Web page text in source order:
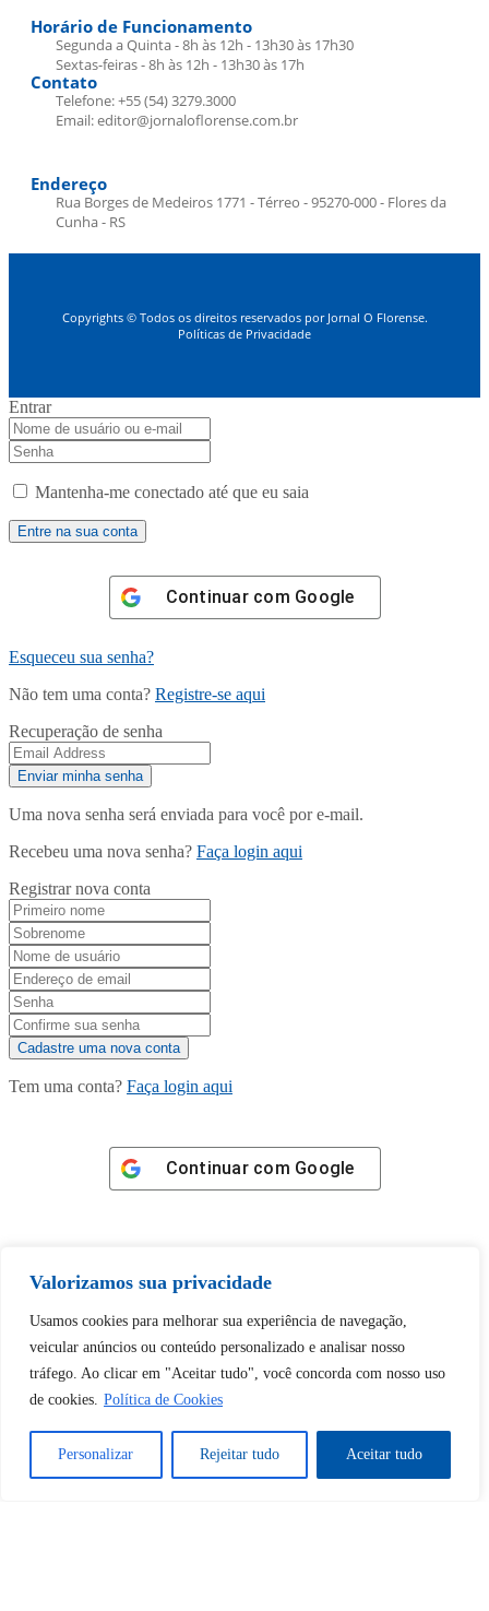
Valorizamos sua privacidade
Usamos cookies para melhorar sua experiência de navegação,
veicular anúncios ou conteúdo personalizado e analisar nosso
tráfego. Ao clicar em "Aceitar tudo", você concorda com nosso uso
de cookies. Política de Cookies
Personalizar Rejeitar tudo Aceitar tudo
Horário de Funcionamento
Segunda a Quinta - 8h às 12h - 13h30 às 17h30
Sextas-feiras - 8h às 12h - 13h30 às 17h
Contato
Telefone: +55 (54) 3279.3000
Email: editor@jornaloflorense.com.br
Endereço
Rua Borges de Medeiros 1771 - Térreo - 95270-000 - Flores da
Cunha - RS
Copyrights © Todos os direitos reservados por Jornal O Florense.
Políticas de Privacidade
Entrar
Mantenha-me conectado até que eu saia
Continuar com Google
Esqueceu sua senha?
Não tem uma conta? Registre-se aqui
Recuperação de senha
Uma nova senha será enviada para você por e-mail.
Recebeu uma nova senha? Faça login aqui
Registrar nova conta
Tem uma conta? Faça login aqui
Continuar com Google
Tem certeza de que deseja
desbloquear esta publicação?
Desbloquear esquerda : 0
Sim Não